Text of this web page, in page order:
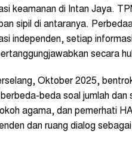
keamanan di Intan Jaya.
sipil di antaranya.
independen, setiap
secara
Oktober 2025,
beda soal jumlah
agama, dan pemerhati
dan ruang dialog